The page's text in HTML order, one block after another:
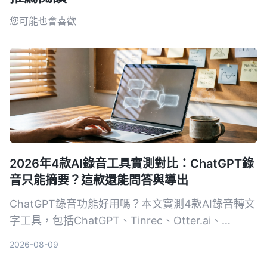
您可能也會喜歡
2026年4款AI錄音工具實測對比：ChatGPT錄
音只能摘要？這款還能問答與導出
ChatGPT錄音功能好用嗎？本文實測4款AI錄音轉文
字工具，包括ChatGPT、Tinrec、Otter.ai、
2026-08-09